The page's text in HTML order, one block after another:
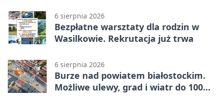
6 sierpnia 2026
Bezpłatne warsztaty dla rodzin w
Wasilkowie. Rekrutacja już trwa
6 sierpnia 2026
Burze nad powiatem białostockim.
Możliwe ulewy, grad i wiatr do 100